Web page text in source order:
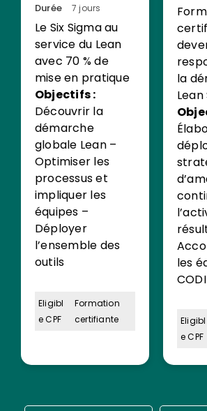
Durée 7 jours
Le Six Sigma au
service du Lean
avec 70 % de
mise en pratique
Objectifs :
Découvrir la
démarche
globale Lean –
Optimiser les
processus et
impliquer les
équipes –
Déployer
l’ensemble des
outils
Eligibl
e CPF
Formation
certifiante
la
Lean
les
Eligibl
e CPF